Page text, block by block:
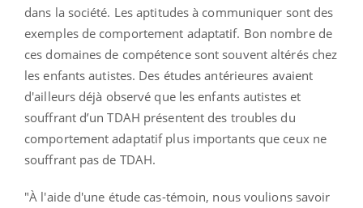
dans la société. Les aptitudes à communiquer sont des
exemples de comportement adaptatif. Bon nombre de
ces domaines de compétence sont souvent altérés chez
les enfants autistes. Des études antérieures avaient
d'ailleurs déjà observé que les enfants autistes et
souffrant d’un TDAH présentent des troubles du
comportement adaptatif plus importants que ceux ne
souffrant pas de TDAH.
"À l'aide d'une étude cas-témoin, nous voulions savoir